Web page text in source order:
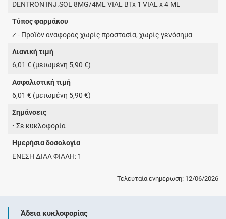
DENTRON INJ.SOL 8MG/4ML VIAL BTx 1 VIAL x 4 ML
Τύπος φαρμάκου
Z - Προϊόν αναφοράς χωρίς προστασία, χωρίς γενόσημα
Λιανική τιμή
6,01 € (μειωμένη 5,90 €)
Ασφαλιστική τιμή
6,01 € (μειωμένη 5,90 €)
Σημάνσεις
• Σε κυκλοφορία
Ημερήσια δοσολογία
ΕΝΕΣΗ ΔΙΑΛ ΦΙΑΛΗ: 1
Τελευταία ενημέρωση: 12/06/2026
Άδεια κυκλοφορίας